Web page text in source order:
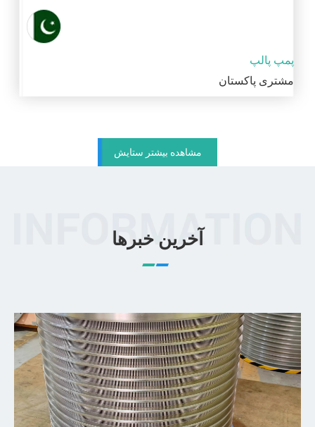
پمپ پالپ
مشتری پاکستان
مشاهده بیشتر ستایش
آخرین خبرها